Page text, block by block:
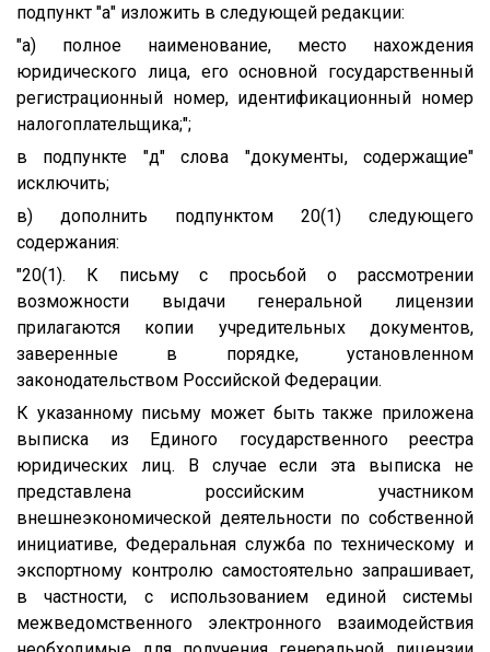
подпункт "а" изложить в следующей редакции:
"а) полное наименование, место нахождения
юридического лица, его основной государственный
регистрационный номер, идентификационный номер
налогоплательщика;";
в подпункте "д" слова "документы, содержащие"
исключить;
в) дополнить подпунктом 20(1) следующего
содержания:
"20(1). К письму с просьбой о рассмотрении
возможности выдачи генеральной лицензии
прилагаются копии учредительных документов,
заверенные в порядке, установленном
законодательством Российской Федерации.
К указанному письму может быть также приложена
выписка из Единого государственного реестра
юридических лиц. В случае если эта выписка не
представлена российским участником
внешнеэкономической деятельности по собственной
инициативе, Федеральная служба по техническому и
экспортному контролю самостоятельно запрашивает,
в частности, с использованием единой системы
межведомственного электронного взаимодействия